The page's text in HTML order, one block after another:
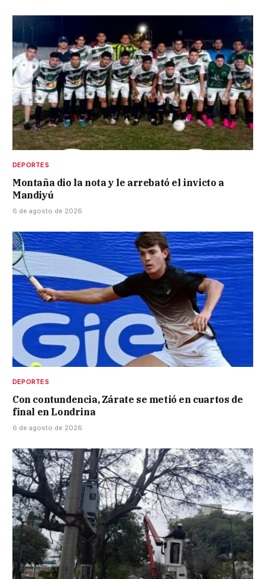
DEPORTES
Montaña dio la nota y le arrebató el invicto a
Mandiyú
6 de agosto de 2026
DEPORTES
Con contundencia, Zárate se metió en cuartos de
final en Londrina
6 de agosto de 2026